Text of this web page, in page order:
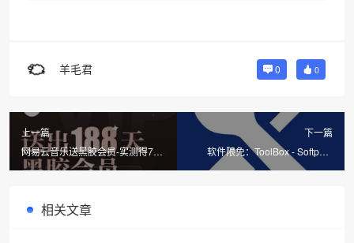
羊毛君 0 0
上一篇
网易云音乐送黑胶会员-实测得7天
免费会员
下一篇
软件限免：ToolBox - Softpath
Electronics
相关文章